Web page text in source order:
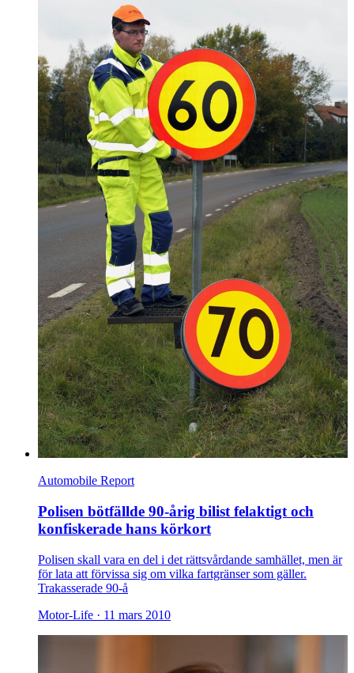
Automobile Report
Polisen bötfällde 90-årig bilist felaktigt och
konfiskerade hans körkort
Polisen skall vara en del i det rättsvårdande samhället, men är
för lata att förvissa sig om vilka fartgränser som gäller.
Trakasserade 90-å
Motor-Life · 11 mars 2010